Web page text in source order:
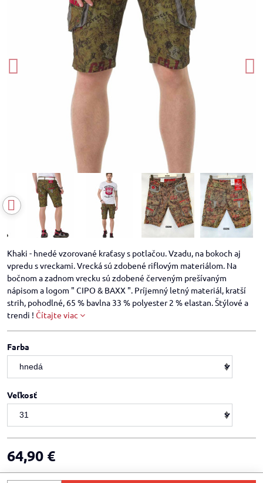
Khaki - hnedé vzorované kraťasy s potlačou. Vzadu, na bokoch aj
vpredu s vreckami. Vrecká sú zdobené riflovým materiálom. Na
bočnom a zadnom vrecku sú zdobené červeným prešívaným
nápisom a logom " CIPO & BAXX ". Príjemný letný materiál, kratší
strih, pohodlné, 65 % bavlna 33 % polyester 2 % elastan. Štýlové a
trendi ! Čítajte viac
Farba
Veľkosť
64,90 €